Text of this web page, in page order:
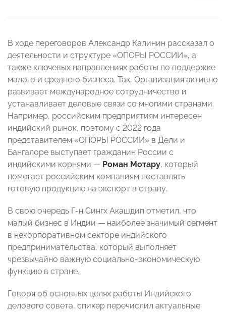
В ходе переговоров Александр Калинин рассказал о
деятельности и структуре «ОПОРЫ РОССИИ», а
также ключевых направлениях работы по поддержке
малого и среднего бизнеса. Так, Организация активно
развивает международное сотрудничество и
устанавливает деловые связи со многими странами.
Например, российским предприятиям интересен
индийский рынок, поэтому с 2022 года
представителем «ОПОРЫ РОССИИ» в Дели и
Бангалоре выступает гражданин России с
индийскими корнями — Роман Мотару, который
помогает российским компаниям поставлять
готовую продукцию на экспорт в страну.
В свою очередь Г-н Сингх Акашдип отметил, что
малый бизнес в Индии — наиболее значимый сегмент
в некорпоративном секторе индийского
предпринимательства, который выполняет
чрезвычайно важную социально-экономическую
функцию в стране.
Говоря об основных целях работы Индийского
делового совета, спикер перечислил актуальные